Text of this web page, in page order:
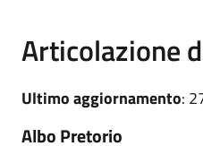
Articolazione
Ultimo aggiornamento:
Albo Pretorio